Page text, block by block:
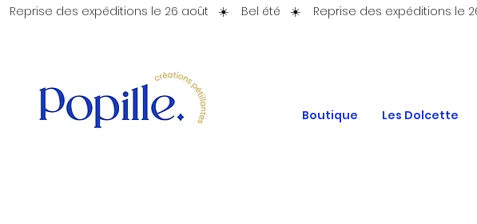
   Reprise des expéditions le 26 août   ☀️    Bel été   ☀️
Boutique Les Dolcette